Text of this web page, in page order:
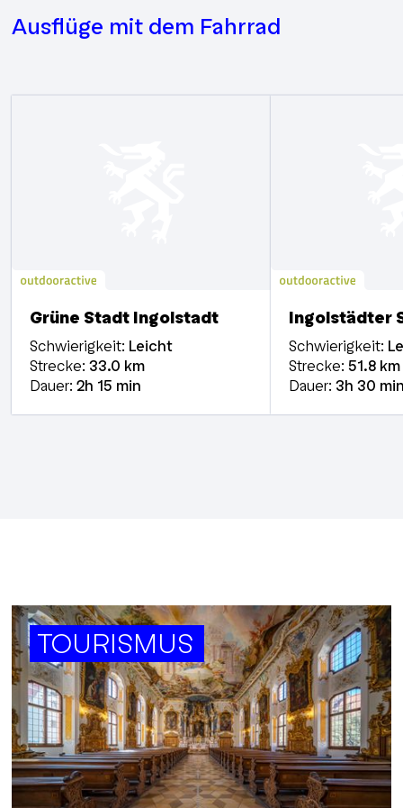
Ausflüge mit dem Fahrrad
Grüne Stadt Ingolstadt
Schwierigkeit: Leicht
Strecke: 33.0 km
Dauer: 2h 15 min
Ingolstädter
Schwierigkeit:
Strecke: 51.8 km
Dauer: 3h30
TOURISMUS